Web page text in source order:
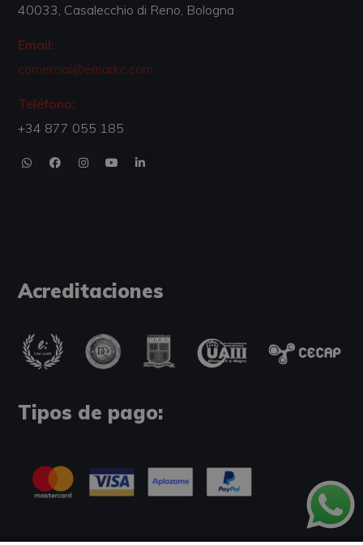
40033, Casalecchio di Reno, Bologna
Email:
comercial@emarkc.com
Teléfono:
+34 877 055 185
Acreditaciones
Tipos de pago: